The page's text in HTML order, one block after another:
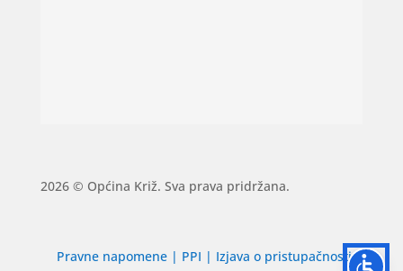
2026 © Općina Križ. Sva prava pridržana.
Pravne napomene | PPI | Izjava o pristupačnosti|